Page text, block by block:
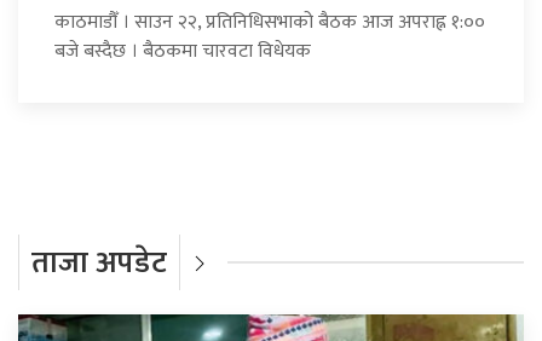
काठमाडौँ । साउन २२, प्रतिनिधिसभाको बैठक आज अपराह्न १:००
बजे बस्दैछ । बैठकमा चारवटा विधेयक
ताजा अपडेट